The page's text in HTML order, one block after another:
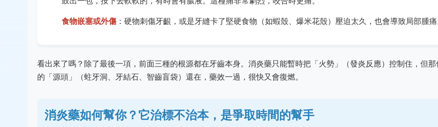
食物嵌塞或外傷：硬物刺傷牙齦，或是牙縫卡了堅硬食物（如蝦殼、爆米花殼）壓迫太久，也會導致局部腫
看出來了嗎？除了最後一項，前面三種的根源都在牙齒本身。消炎藥只能暫時把「火勢」（發炎反應）控制住，但
的「源頭」（蛀牙洞、牙結石、智齒盲袋）還在，藥效一過，很快又會復燃。
消炎藥如何幫你？它治標不治本，是爭取時間的幫手